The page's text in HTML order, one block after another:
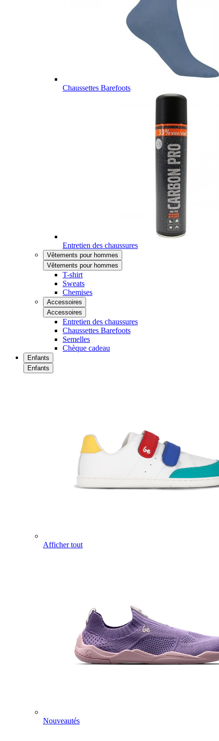
Chaussettes Barefoots
Entretien des chaussures
Vêtements pour hommes
Vêtements pour hommes
T-shirt
Sweats
Chemises
Accessoires
Accessoires
Entretien des chaussures
Chaussettes Barefoots
Semelles
Chèque cadeau
Enfants
Enfants
Afficher tout
Nouveautés